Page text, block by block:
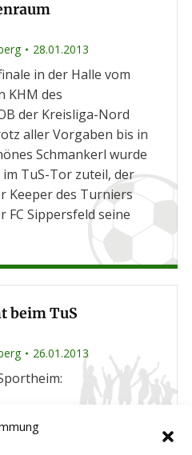
28.01.2013
in der Halle vom
KHM des
der Kreisliga-Nord
aller Vorgaben bis in
Schmankerl wurde
TuS-Tor zuteil, der
Keeper des Turniers
FC Sippersfeld seine
beim TuS
26.01.2013